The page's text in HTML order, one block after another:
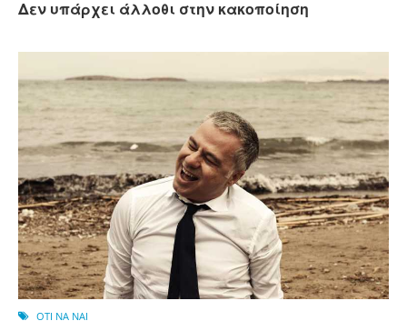
Δεν υπάρχει άλλοθι στην κακοποίηση
OTI NA NAI